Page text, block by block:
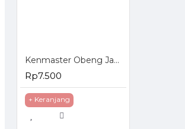
Kenmaster Obeng Jam 6 Pcs Mini Screwdriver Set 6Pcs
Rp7.500
+ Keranjang